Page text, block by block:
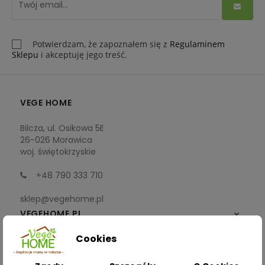
Potwierdzam, że zapoznałem się z Regulaminem
Sklepu i akceptuję jego treść.
VEGE HOME
Bilcza, ul. Osikowa 5E
26-026 Morawica
woj. świętokrzyskie
+48 790 333 710
sklep@vegehome.pl
VEGEHOME.PL

INFORMACJE
Cookies